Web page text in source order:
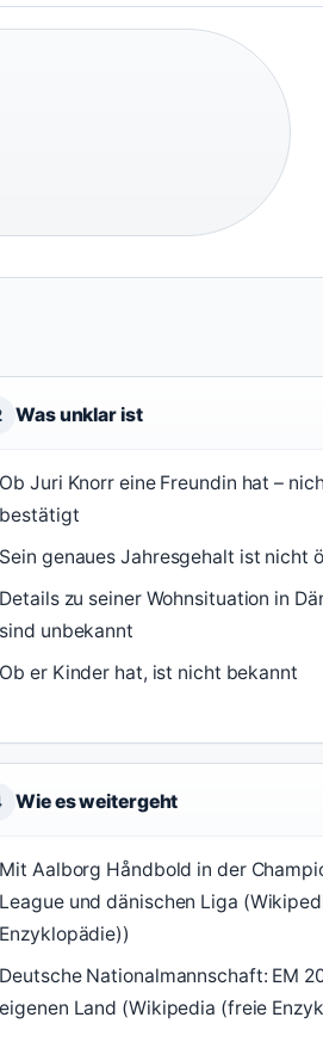
Was unklar ist
Ob Juri Knorr eine Freundin hat –
bestätigt
Sein genaues Jahresgehalt ist nicht
Details zu seiner Wohnsituation in
sind unbekannt
Ob er Kinder hat, ist nicht bekannt
Wie es weitergeht
Mit Aalborg Håndbold in der
League und dänischen Liga
Enzyklopädie))
Deutsche Nationalmannschaft: EM
eigenen Land (Wikipedia (freie